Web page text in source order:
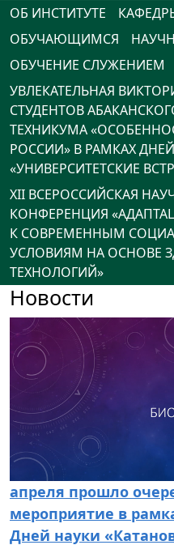
ОБ ИНСТИТУТЕ
ОБУЧАЮЩИМСЯ
ОБУЧЕНИЕ СЛУЖЕНИЕМ
УВЛЕКАТЕЛЬНАЯ
СТУДЕНТОВ
ТЕХНИКУМА
РОССИИ» В РАМКАХ
«УНИВЕРСИТЕТСКИЕ
XII ВСЕРОССИЙСКАЯ
КОНФЕРЕНЦИЯ
К СОВРЕМЕННЫМ
УСЛОВИЯМ НА ОСНОВЕ
ТЕХНОЛОГИЙ»
Новости
апреля прошло
мероприятие в
Дней науки